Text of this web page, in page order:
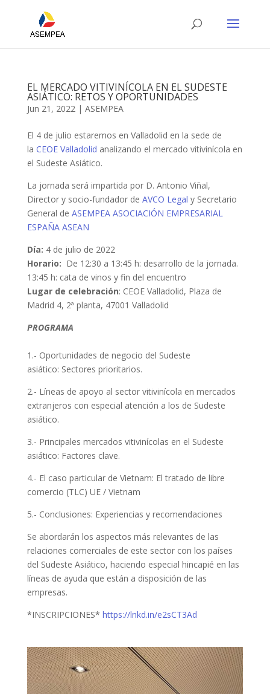
EL MERCADO VITIVINÍCOLA EN EL SUDESTE
ASIÁTICO: RETOS Y OPORTUNIDADES
Jun 21, 2022| ASEMPEA
El 4 de julio estaremos en Valladolid en la sede de
la CEOE Valladolid analizando el mercado vitivinícola en
el Sudeste Asiático.
La jornada será impartida por D. Antonio Viñal,
Director y socio-fundador de AVCO Legal y Secretario
General de ASEMPEA ASOCIACIÓN EMPRESARIAL
ESPAÑA ASEAN
Día: 4 de julio de 2022
Horario: De 12:30 a 13:45 h: desarrollo de la jornada.
13:45 h: cata de vinos y fin del encuentro
Lugar de celebración: CEOE Valladolid, Plaza de
Madrid 4, 2ª planta, 47001 Valladolid
PROGRAMA
1.- Oportunidades de negocio del Sudeste
asiático: Sectores prioritarios.
2.- Líneas de apoyo al sector vitivinícola en mercados
extranjeros con especial atención a los de Sudeste
asiático.
3.- Principales mercados vitivinícolas en el Sudeste
asiático: Factores clave.
4.- El caso particular de Vietnam: El tratado de libre
comercio (TLC) UE / Vietnam
5.- Conclusiones: Experiencias y recomendaciones
Se abordarán los aspectos más relevantes de las
relaciones comerciales de este sector con los países
del Sudeste Asiático, haciendo especial hincapié en las
líneas de ayuda que están a disposición de las
empresas.
*INSCRIPCIONES* https://lnkd.in/e2sCT3Ad